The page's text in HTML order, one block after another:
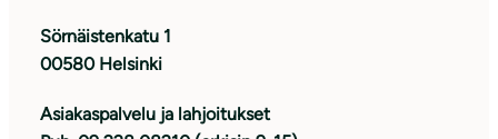
Sörnäistenkatu 1
00580 Helsinki
Asiakaspalvelu ja lahjoitukset